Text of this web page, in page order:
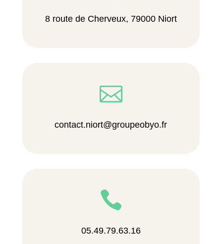
8 route de Cherveux, 79000 Niort

contact.niort@groupeobyo.fr

05.49.79.63.16